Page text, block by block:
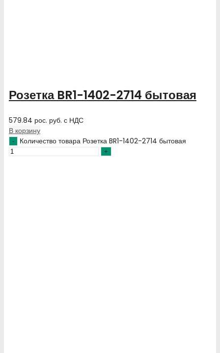
Розетка BR1-1402-2714 бытовая
579.84 рос. руб. с НДС
В корзину
Количество товара Розетка BR1-1402-2714 бытовая